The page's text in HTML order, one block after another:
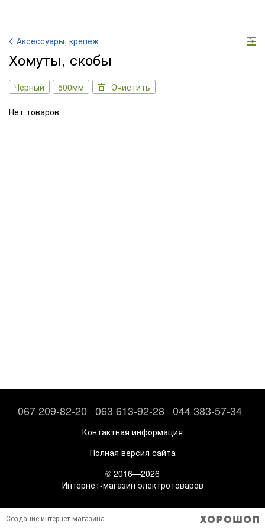
Аксессуары, крепеж
Хомуты, скобы
Черный 500мм Очистить
Нет товаров
067 209-82-20 063 613-92-28 044 383-57-34
Контактная информация
Полная версия сайта
© 2016—2026
Интернет-магазин электротоваров
Создание интернет-магазина